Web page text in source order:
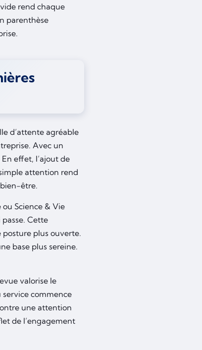
rend chaque
parenthèse
d’attente agréable
Avec un
effet, l’ajout de
attention rend
être.
ou Science & Vie
Cette
plus ouverte.
base plus sereine.
valorise le
service commence
une attention
de l’engagement